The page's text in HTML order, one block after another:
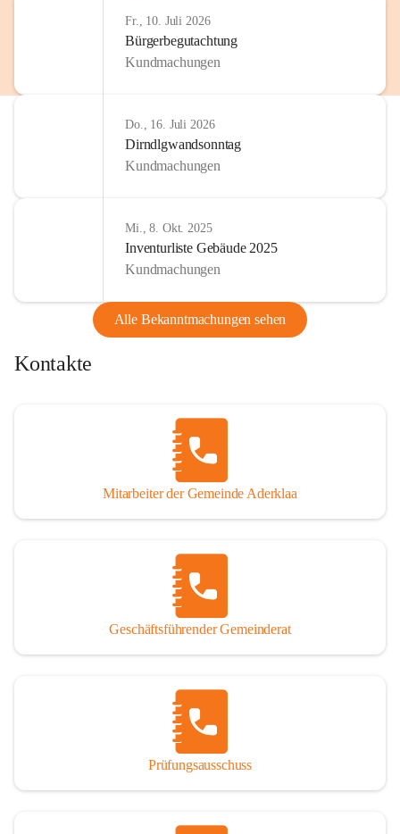
Fr., 10. Juli 2026
Bürgerbegutachtung
Kundmachungen
Do., 16. Juli 2026
Dirndlgwandsonntag
Kundmachungen
Mi., 8. Okt. 2025
Inventurliste Gebäude 2025
Kundmachungen
Alle Bekanntmachungen sehen
Kontakte
Mitarbeiter der Gemeinde Aderklaa
Geschäftsführender Gemeinderat
Prüfungsausschuss